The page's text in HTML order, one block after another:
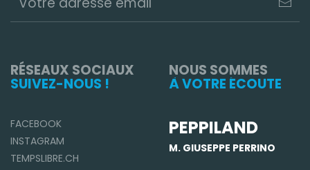
RÉSEAUX SOCIAUX
SUIVEZ-NOUS !
FACEBOOK
INSTAGRAM
TEMPSLIBRE.CH
NOUS SOMMES
À VOTRE ÉCOUTE
PEPPILAND
M. GIUSEPPE PERRINO